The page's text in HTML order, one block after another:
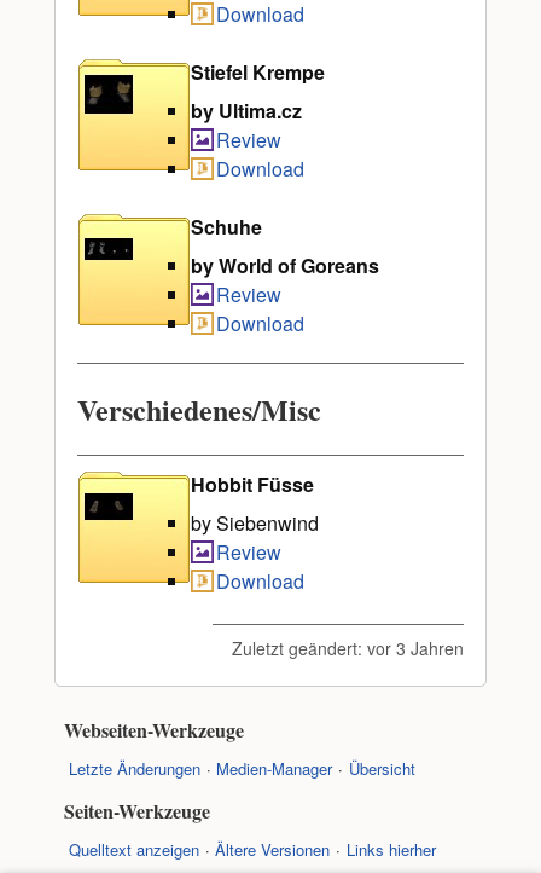
Download
Stiefel Krempe
by Ultima.cz
Review
Download
Schuhe
by World of Goreans
Review
Download
Verschiedenes/Misc
Hobbit Füsse
by Siebenwind
Review
Download
Zuletzt geändert: vor 3 Jahren
Webseiten-Werkzeuge
Letzte Änderungen Medien-Manager Übersicht
Seiten-Werkzeuge
Quelltext anzeigen Ältere Versionen
Links hierher